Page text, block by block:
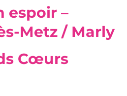
espoir –
Metz / Marly
Cœurs